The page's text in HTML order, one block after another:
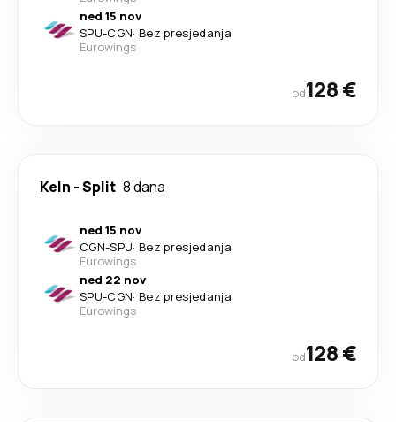
ned 15 nov
SPU-CGN· Bez presjedanja
Eurowings
od128 €
Keln -Split 8 dana
ned 15 nov
CGN-SPU· Bez presjedanja
Eurowings
ned 22 nov
SPU-CGN· Bez presjedanja
Eurowings
od128 €